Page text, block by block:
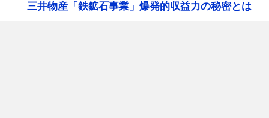
三井物産「鉄鉱石事業」爆発的収益力の秘密とは